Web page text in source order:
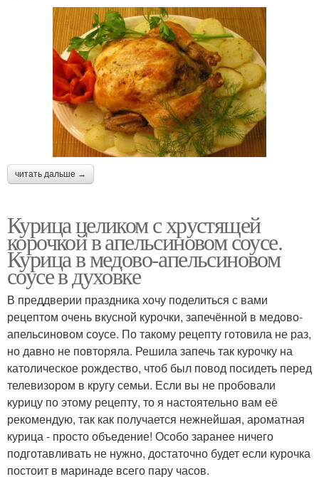
читать дальше →
Курица целиком с хрустящей
корочкой в апельсиновом соусе.
Курица в медово-апельсиновом
соусе в духовке
В преддверии праздника хочу поделиться с вами
рецептом очень вкусной курочки, запечённой в медово-
апельсиновом соусе. По такому рецепту готовила не раз,
но давно не повторяла. Решила запечь так курочку на
католическое рождество, чтоб был повод посидеть перед
телевизором в кругу семьи. Если вы не пробовали
курицу по этому рецепту, то я настоятельно вам её
рекомендую, так как получается нежнейшая, ароматная
курица - просто объедение! Особо заранее ничего
подготавливать не нужно, достаточно будет если курочка
постоит в маринаде всего пару часов.